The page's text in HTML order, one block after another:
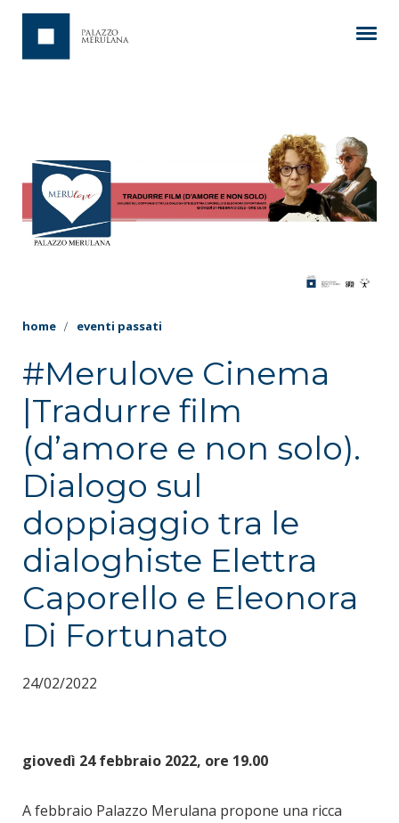
home eventi passati
#Merulove Cinema
|Tradurre film
(d’amore e non solo).
Dialogo sul
doppiaggio tra le
dialoghiste Elettra
Caporello e Eleonora
Di Fortunato
24/02/2022
giovedì 24 febbraio 2022, ore 19.00
A febbraio Palazzo Merulana propone una ricca